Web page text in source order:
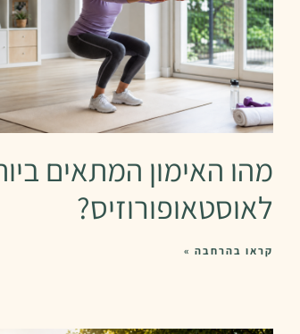
מהו האימון המתאים
לאוסטאופורוזיס?
קראו בהרחבה »